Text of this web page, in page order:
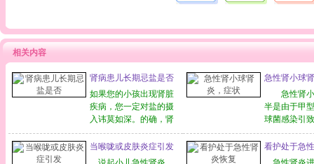
相关内容
肾病患儿长期忌盐是否
如果您的小孩出现肾脏
疾病，您一定对盐的摄
入讳莫如深。的确，肾
病的水肿和水钠滞留密
切相关。但是，如果对
肾脏疾病不加分析地一
急性肾小球
急性肾小
半是由于甲
球菌感染引
在扁桃体炎
猩红热、丹
脓性炎症感
当喉咙或皮肤炎症引发
看护处于急